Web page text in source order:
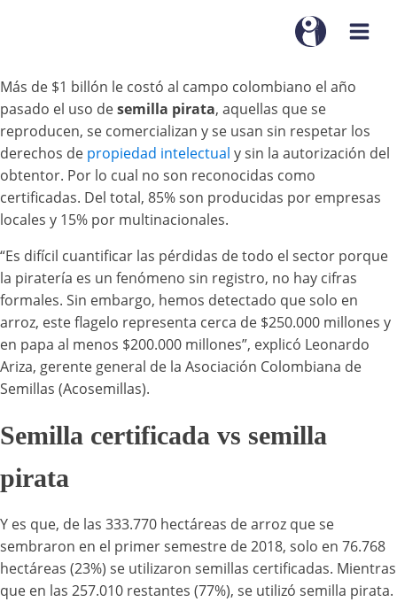
Más de $1 billón le costó al campo colombiano el año
pasado el uso desemilla pirata, aquellas que se
reproducen, se comercializan y se usan sin respetar los
derechos de propiedad intelectual y sin la autorización del
obtentor. Por lo cual no son reconocidas como
certificadas. Del total, 85% son producidas por empresas
locales y 15% por multinacionales.
“Es difícil cuantificar las pérdidas de todo el sector porque
la piratería es un fenómeno sin registro, no hay cifras
formales. Sin embargo, hemos detectado que solo en
arroz, este flagelo representa cerca de $250.000 millones y
en papa al menos $200.000 millones”, explicó Leonardo
Ariza, gerente general de la Asociación Colombiana de
Semillas (Acosemillas).
Semilla certificada vs semilla
pirata
Y es que, de las 333.770 hectáreas de arroz que se
sembraron en el primer semestre de 2018, solo en 76.768
hectáreas (23%) se utilizaron semillas certificadas. Mientras
que en las 257.010 restantes (77%), se utilizó semilla pirata.